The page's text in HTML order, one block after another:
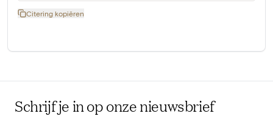
Citering kopiëren
Schrijf je in op onze nieuwsbrief